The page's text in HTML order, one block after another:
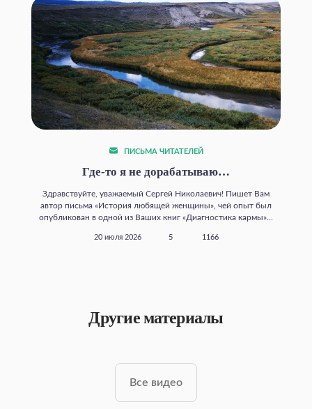
ПИСЬМА ЧИТАТЕЛЕЙ
Где‑то я не дорабатываю…
Здравствуйте, уважаемый Сергей Николаевич! Пишет Вам
автор письма «История любящей женщины», чей опыт был
опубликован в одной из Ваших книг «Диагностика кармы»...
20 июля 2026 5 1166
Другие материалы
Все видео